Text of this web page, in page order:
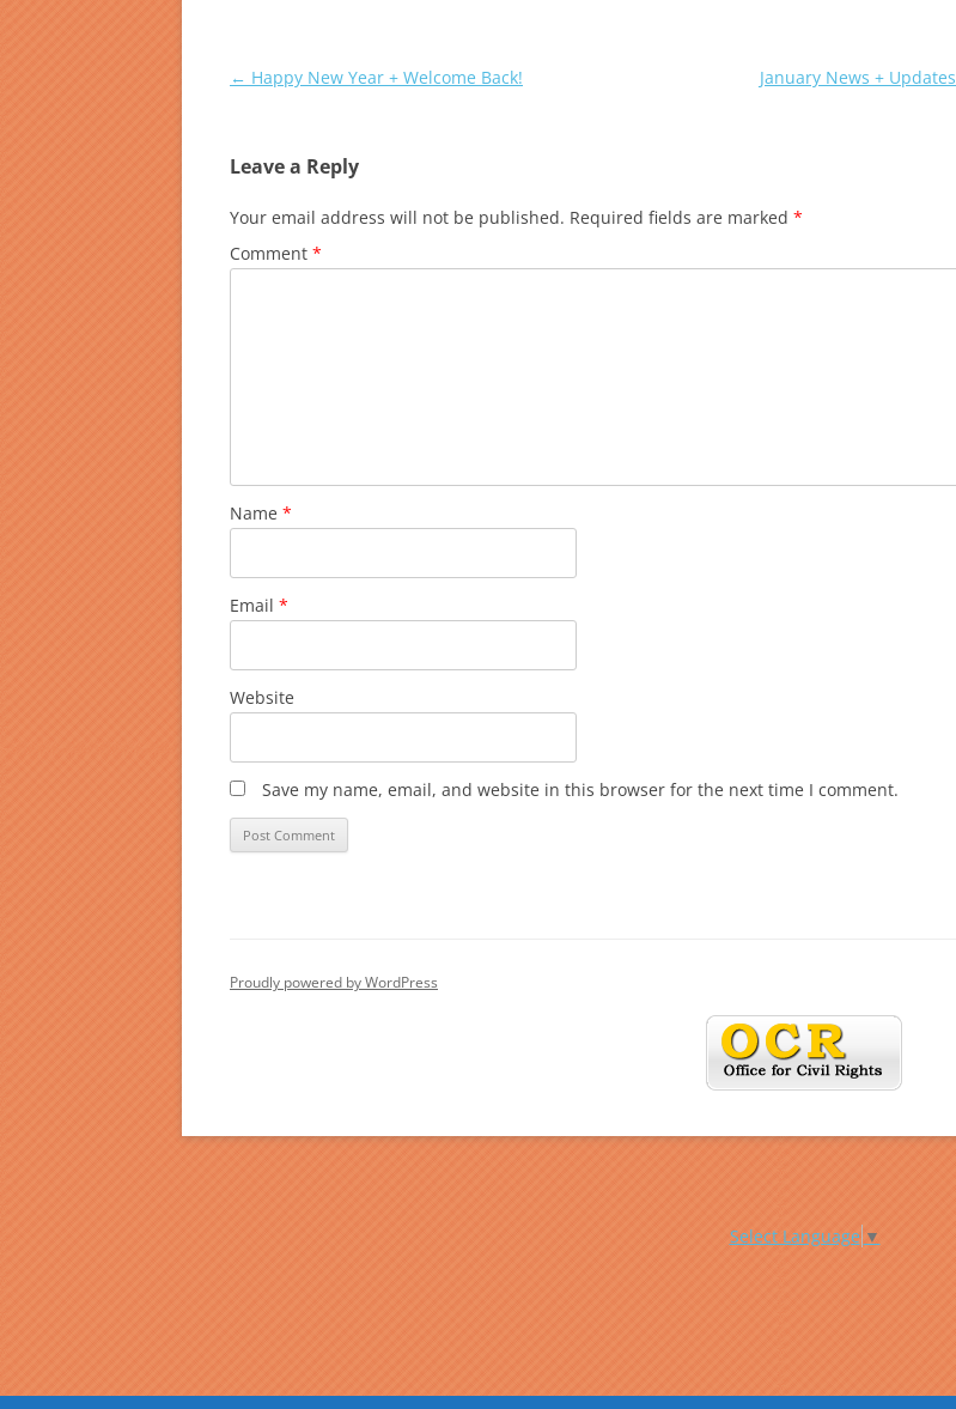
Post
← Happy New Year + Welcome Back! January News + Updates
Leave a Reply
Your email address will not be published. Required fields are marked *
Comment *
Name *
Email *
Website
Save my name, email, and website in this browser for the next time I comment.
Proudly powered by WordPress
Select Language ▼